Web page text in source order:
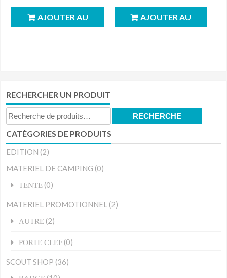
AJOUTER AU
AJOUTER AU
RECHERCHER UN PRODUIT
Recherche
pour :
RECHERCHE
CATÉGORIES DE PRODUITS
EDITION (2)
MATERIEL DE CAMPING (0)
TENTE (0)
MATERIEL PROMOTIONNEL (2)
AUTRE (2)
PORTE CLEF (0)
SCOUT SHOP (36)